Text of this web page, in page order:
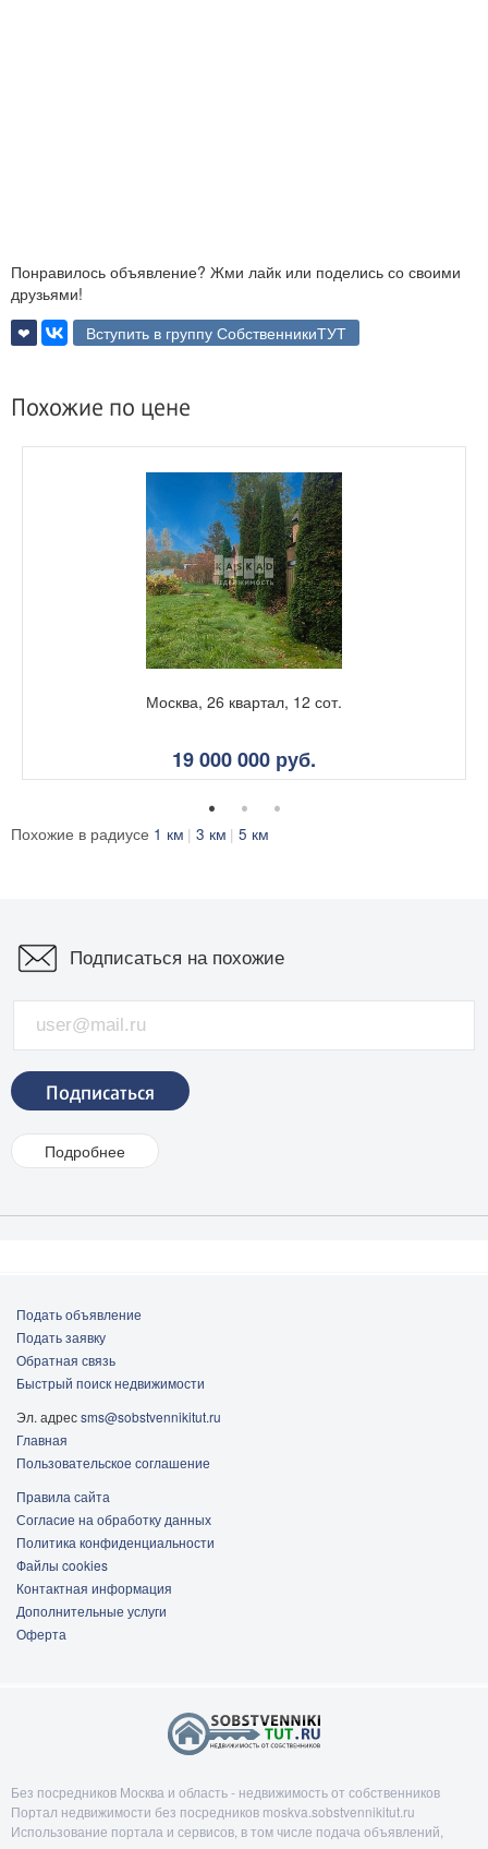
Понравилось объявление? Жми лайк или поделись со своими
друзьями!
❤
Вступить в группу СобственникиТУТ
Похожие по цене
Москва, 26 квартал, 12 сот.
19 000 000 руб.
Похожие в радиусе 1 км 3 км 5 км
Подписаться на похожие
Цена, в руб.
Подробнее
Подать объявление
Подать заявку
Обратная связь
Быстрый поиск недвижимости
Эл. адресsms@sobstvennikitut.ru
Главная
Пользовательское соглашение
Правила сайта
Согласие на обработку данных
Политика конфиденциальности
Файлы cookies
Контактная информация
Дополнительные услуги
Оферта
Без посредников Москва и область - недвижимость от собственников
Портал недвижимости без посредников moskva.sobstvennikitut.ru
Использование портала и сервисов, в том числе подача объявлений,